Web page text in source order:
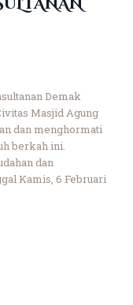
Demak
Masjid Agung
dan menghormati
berkah ini.
dan
Kamis, 6 Februari